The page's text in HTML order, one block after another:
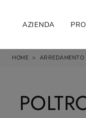
AZIENDA
HOME > ARREDAMENTO